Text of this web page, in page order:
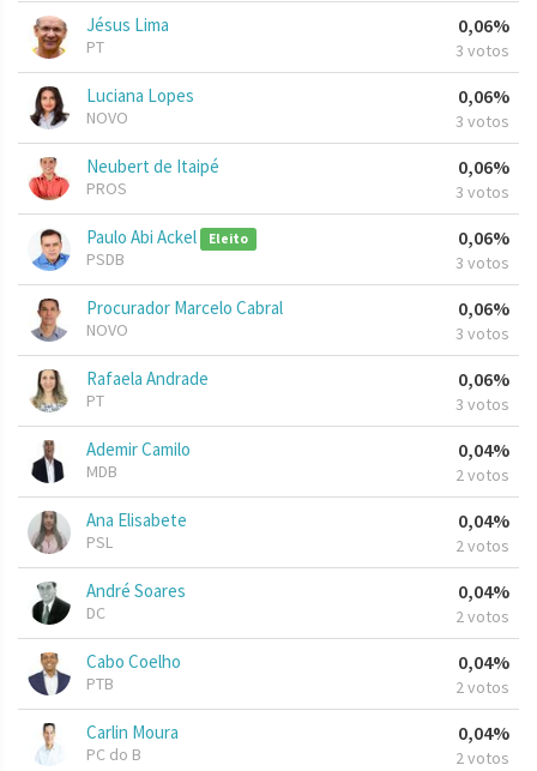
Jésus Lima
PT
0,06%
3 votos
Luciana Lopes
NOVO
0,06%
3 votos
Neubert de Itaipé
PROS
0,06%
3 votos
Paulo Abi Ackel Eleito
PSDB
0,06%
3 votos
Procurador Marcelo Cabral
NOVO
0,06%
3 votos
Rafaela Andrade
PT
0,06%
3 votos
Ademir Camilo
MDB
0,04%
2 votos
Ana Elisabete
PSL
0,04%
2 votos
André Soares
DC
0,04%
2 votos
Cabo Coelho
PTB
0,04%
2 votos
Carlin Moura
PC do B
0,04%
2 votos